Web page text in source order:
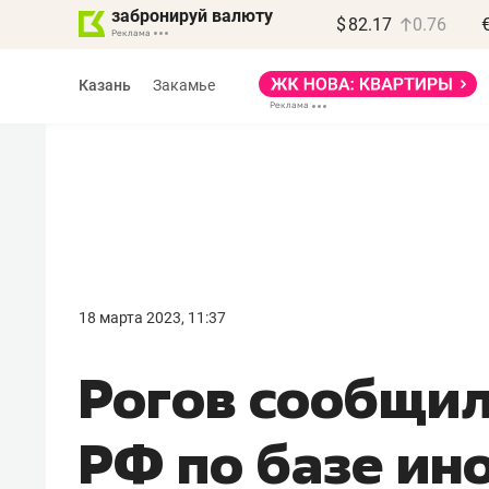
забронируй валюту $ 82.17 0.76
Казань Закамье
18 марта 2023, 11:37
Рогов
РФ по базе
правил, бизнес может
потерять минимум
полгода»